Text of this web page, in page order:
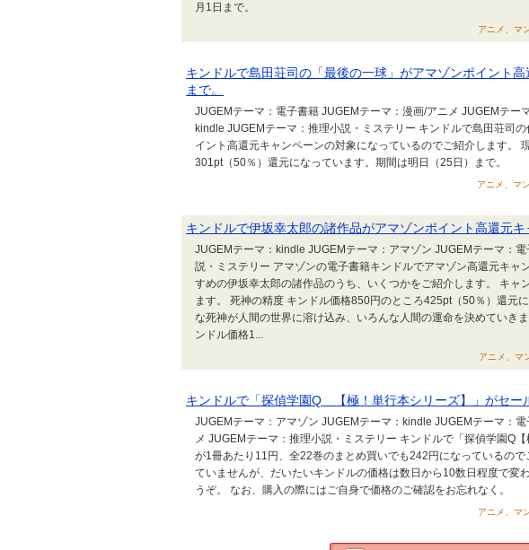
月1日まで。
アニメ、マ
キンドルで島田荘司の「最後の一球」がアマゾンポイント
まで。
JUGEMテーマ：電子書籍 JUGEMテーマ：漫画/アニメ JUGEMテー
kindle JUGEMテーマ：推理小説・ミステリー キンドルで島田荘司
イント高還元キャンペーンの対象になっているのでご紹介します。
301pt（50％）還元になっています。期間は明日（25日）まで。
アニメ、マ
キンドルで伊坂幸太郎の諸作品がアマゾンポイント高還元キ
JUGEMテーマ：kindle JUGEMテーマ：アマゾン JUGEMテーマ：
説・ミステリー アマゾンの電子書籍キンドルでアマゾン高還元キャ
すめの伊坂幸太郎の諸作品のうち、いくつかをご紹介します。 キャ
ます。 死神の精度 キンドル価格850円のところ425pt（50％）還元
な死神が人間の世界に溶け込み、いろんな人間の運命を決めていき
ンドル価格1...
アニメ、マ
キンドルで「探偵学園Q 【極！単行本シリーズ】」がセー
JUGEMテーマ：アマゾン JUGEMテーマ：kindle JUGEMテーマ：
メ JUGEMテーマ：推理小説・ミステリー キンドルで「探偵学園Q
が1冊あたり11円、全22巻のまとめ買いでも242円になっているの
ていませんが、だいたいキンドルの価格は数日から10数日程度で変
うぞ。 なお、購入の際にはご自身で価格のご確認をお忘れなく。
アニメ、マ